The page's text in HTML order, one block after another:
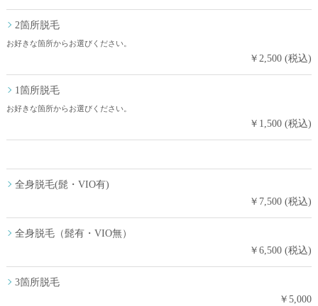
2箇所脱毛
お好きな箇所からお選びください。
￥2,500 (税込)
1箇所脱毛
お好きな箇所からお選びください。
￥1,500 (税込)
全身脱毛(髭・VIO有)
￥7,500 (税込)
全身脱毛（髭有・VIO無）
￥6,500 (税込)
3箇所脱毛
￥5,000